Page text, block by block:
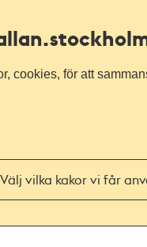
cookies, för att
Välj vilka kakor vi får